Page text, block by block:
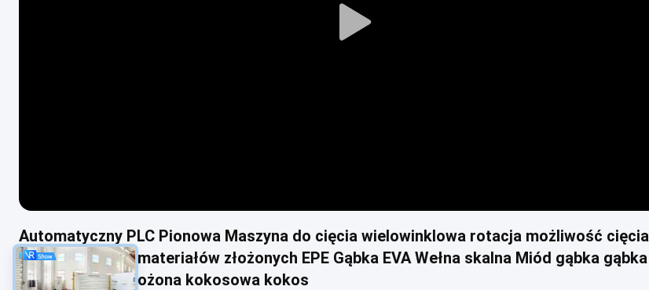
Play
Automatyczny PLC Pionowa Maszyna do cięcia wielowinklowa rotacja możliwość cięcia
odpowiednia do materiałów złożonych EPE Gąbka EVA Wełna skalna Miód gąbka gąbka
gąbka tkanina złożona kokosowa kokos